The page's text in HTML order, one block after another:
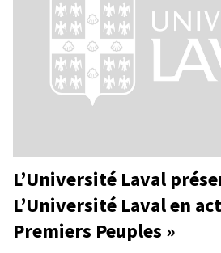
L’Université Laval
L’Université Laval en
Premiers Peuples »